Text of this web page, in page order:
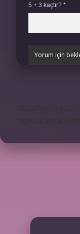
5 + 3 kaçtır? *